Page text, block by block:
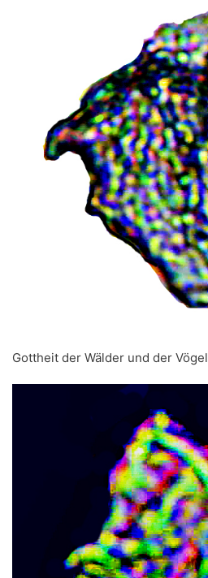
Gottheit der Wälder und der Vögel